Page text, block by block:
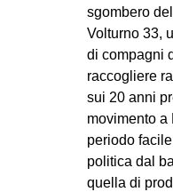
sgombero
Volturno 33,
di compagni
raccogliere
sui 20 anni
movimento a
periodo
politica dal
quella di